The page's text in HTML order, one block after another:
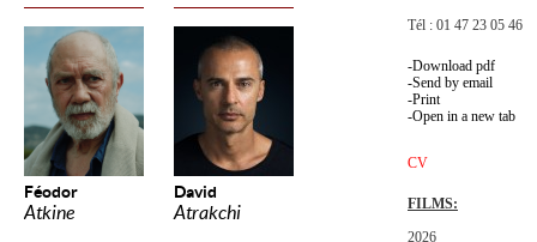
Féodor
Atkine
David
Atrakchi
Tél : 01 47 23 05 46
Download pdf
Send by email
Print
Open in a new tab
CV
FILMS:
2026